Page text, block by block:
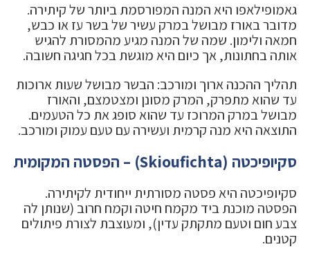
גאמופילאפו היא המנה המפורסמת ביותר של קיתירה.
מדובר באורז מבושל במרק עשיר של בשר עז או כבש,
חמאה ולימון. שמה של המנה מגיע מהמסורת להגיש
אותה בחתונות, אך כיום היא מוגשת בכל חגיגה חשובה.
תהליך ההכנה ארוך ומורכב: הבשר מבושל שעות ארוכות
עד שהוא מתפרק, המרק מסונן ומצטמצם, והאורז
מבושל במרק המרוכז עד שהוא סופג את כל הטעמים.
התוצאה היא מנה קרמית ועשירה עם טעם עמוק ומורכב.
סקיופיכטה (Skioufichta) – הפסטה המקומית
סקיופיכטה היא פסטה מסורתית ייחודית לקיתירה.
הפסטה מוכנת ביד מקמח חיטה וקמח חרוב (שנותן לה
צבע חום וטעם מתקתק עדין), ומעוצבת לצורת פיתולים
קטנים.